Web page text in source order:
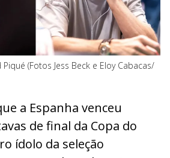
(Fotos Jess Beck e Eloy Cabacas/
a Espanha venceu
de final da Copa do
ídolo da seleção